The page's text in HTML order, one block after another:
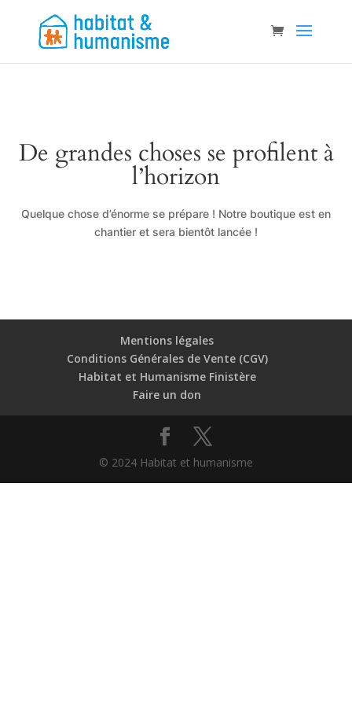
De grandes choses se profilent à
l’horizon
Quelque chose d’énorme se prépare ! Notre boutique est en
chantier et sera bientôt lancée !
Mentions légales
Conditions Générales de Vente (CGV)
Habitat et Humanisme Finistère
Faire un don
© 2024 Habitat et humanisme